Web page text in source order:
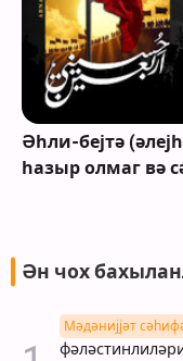
Әһли-бејтә
һазыр олмаг вә
Ән чох
Мәдәнијјәт